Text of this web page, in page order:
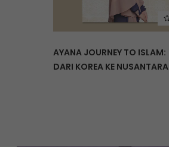
AYANA JOURNEY TO ISLAM:
DARI KOREA KE NUSANTARA